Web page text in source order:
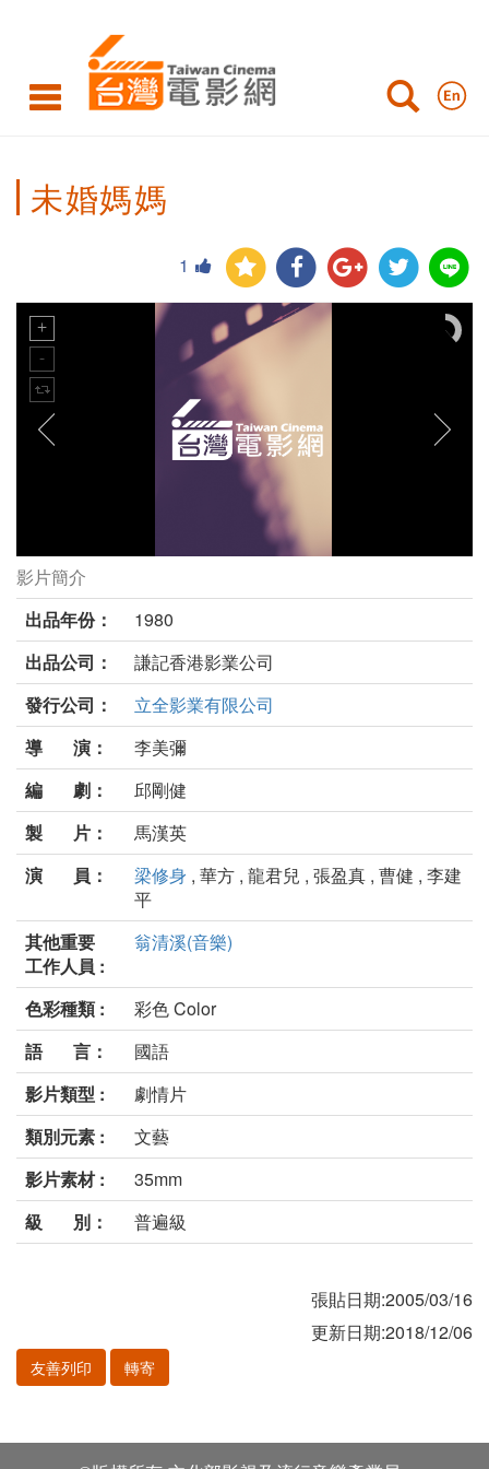
未婚媽媽
1
未婚媽媽劇照
影片簡介
出品年份：
1980
出品公司：
謙記香港影業公司
發行公司：
立全影業有限公司
導 演：
李美彌
編 劇：
邱剛健
製 片：
馬漢英
演 員：
梁修身 , 華方 , 龍君兒 , 張盈真 , 曹健 , 李建
平
其他重要
工作人員 :
翁清溪(音樂)
色彩種類 :
彩色 Color
語 言：
國語
影片類型 :
劇情片
類別元素 :
文藝
影片素材 :
35mm
級 別：
普遍級
張貼日期:2005/03/16
更新日期:2018/12/06
友善列印 轉寄